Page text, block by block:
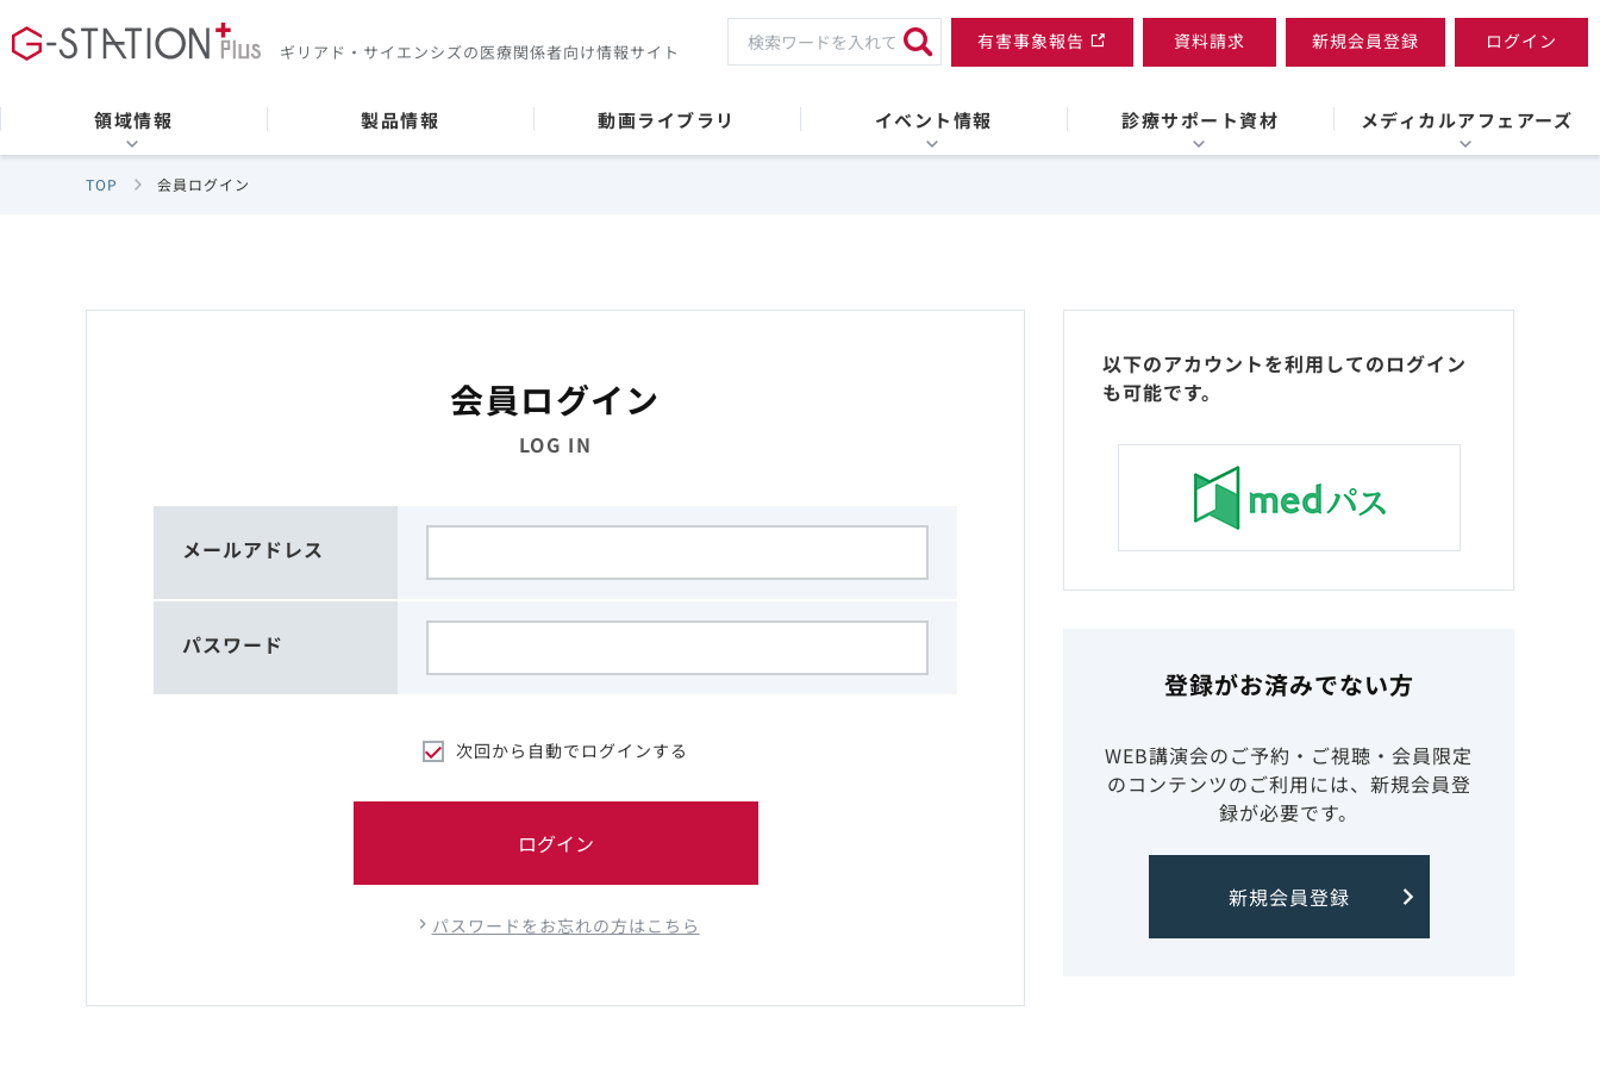
ギリアド・サイエンシズの医療関係者向け情報サイト 有害事象報告 資料請求 新規会員登録 ログイン
領域情報 製品情報 動画ライブラリ イベント情報 診療サポート資材 メディカルアフェアーズ
TOP 会員ログイン
会員ログイン
LOG IN
メールアドレス
パスワード
次回から自動でログインする
ログイン
パスワードをお忘れの方はこちら
以下のアカウントを利用してのログイン
も可能です。
登録がお済みでない方
WEB講演会のご予約・ご視聴・会員限定
のコンテンツのご利用には、新規会員登
録が必要です。
新規会員登録